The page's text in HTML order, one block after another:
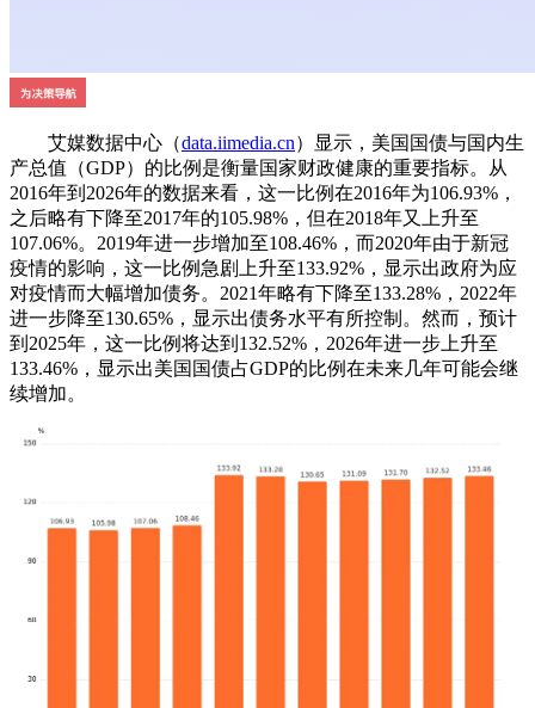
艾媒数据中心（data.iimedia.cn）显示，美国国债与国内生
产总值（GDP）的比例是衡量国家财政健康的重要指标。从
2016年到2026年的数据来看，这一比例在2016年为106.93%，
之后略有下降至2017年的105.98%，但在2018年又上升至
107.06%。2019年进一步增加至108.46%，而2020年由于新冠
疫情的影响，这一比例急剧上升至133.92%，显示出政府为应
对疫情而大幅增加债务。2021年略有下降至133.28%，2022年
进一步降至130.65%，显示出债务水平有所控制。然而，预计
到2025年，这一比例将达到132.52%，2026年进一步上升至
133.46%，显示出美国国债占GDP的比例在未来几年可能会继
续增加。